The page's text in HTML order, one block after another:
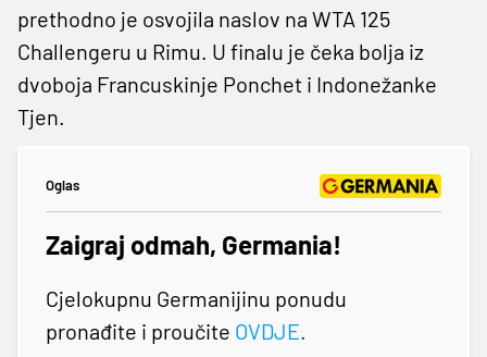
prethodno je osvojila naslov na WTA 125
Challengeru u Rimu. U finalu je čeka bolja iz
dvoboja Francuskinje Ponchet i Indonežanke
Tjen.
Oglas
Zaigraj odmah, Germania!
Cjelokupnu Germanijinu ponudu
pronađite i proučite OVDJE.